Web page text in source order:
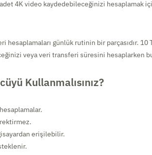
adet 4K video kaydedebileceğinizi hesaplamak
günlük rutinin bir parçasıdır. 10
veya veri transferi süresini hesaplarken
Kullanmalısınız?
erişilebilir.